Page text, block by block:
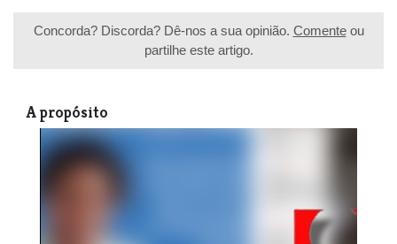
Concorda? Discorda? Dê-nos a sua opinião. Comenteou
partilhe este artigo.
A propósito